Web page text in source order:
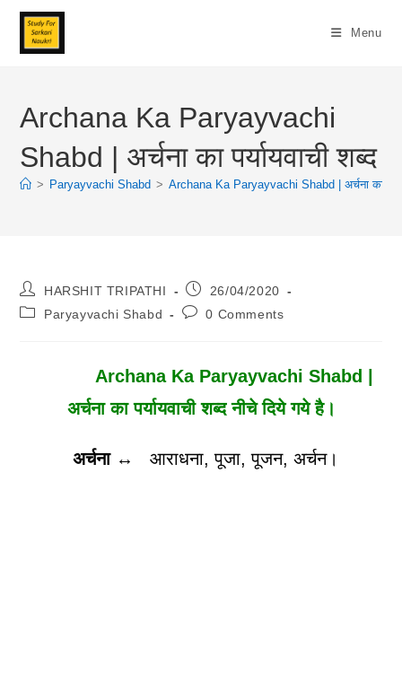
Skip
Content
Menu
Archana Ka Paryayvachi
Shabd | अर्चना का पर्यायवाची शब्द
> Paryayvachi Shabd > Archana Ka Paryayvachi Shabd | अर्चना का
Post
Author:
HARSHIT TRIPATHI
Post
Published:
26/04/2020
PostParyayvachi Shabd
Post0 Comments
Archana Ka Paryayvachi Shabd |
अर्चना का पर्यायवाची शब्द नीचे दिये गये है।
अर्चना↔ आराधना, पूजा, पूजन, अर्चन।